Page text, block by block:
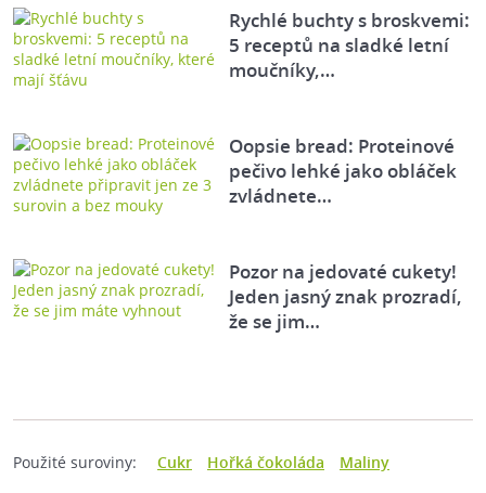
Rychlé buchty s broskvemi:
5 receptů na sladké letní
moučníky,…
Oopsie bread: Proteinové
pečivo lehké jako obláček
zvládnete…
Pozor na jedovaté cukety!
Jeden jasný znak prozradí,
že se jim…
Použité suroviny: Cukr Hořká čokoláda
Maliny